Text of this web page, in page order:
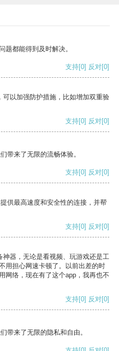
题都能得到及时解决。
支持[0] 反对[0]
以加强防护措施，比如增加双重验
支持[0] 反对[0]
带来了无限的流畅体验。
支持[0] 反对[0]
供最高速度和安全性的连接，并帮
支持[0] 反对[0]
器，无论是看视频、玩游戏还是工
用担心网速卡顿了。以前出差的时
网络，现在有了这个app，我再也不
支持[0] 反对[0]
带来了无限的隐私和自由。